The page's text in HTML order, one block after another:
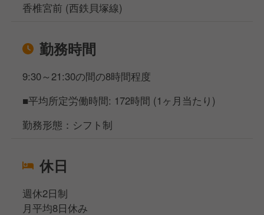
香椎宮前 (西鉄貝塚線)
勤務時間
9:30～21:30の間の8時間程度
■平均所定労働時間: 172時間 (1ヶ月当たり)
勤務形態：シフト制
休日
週休2日制
月平均8日休み